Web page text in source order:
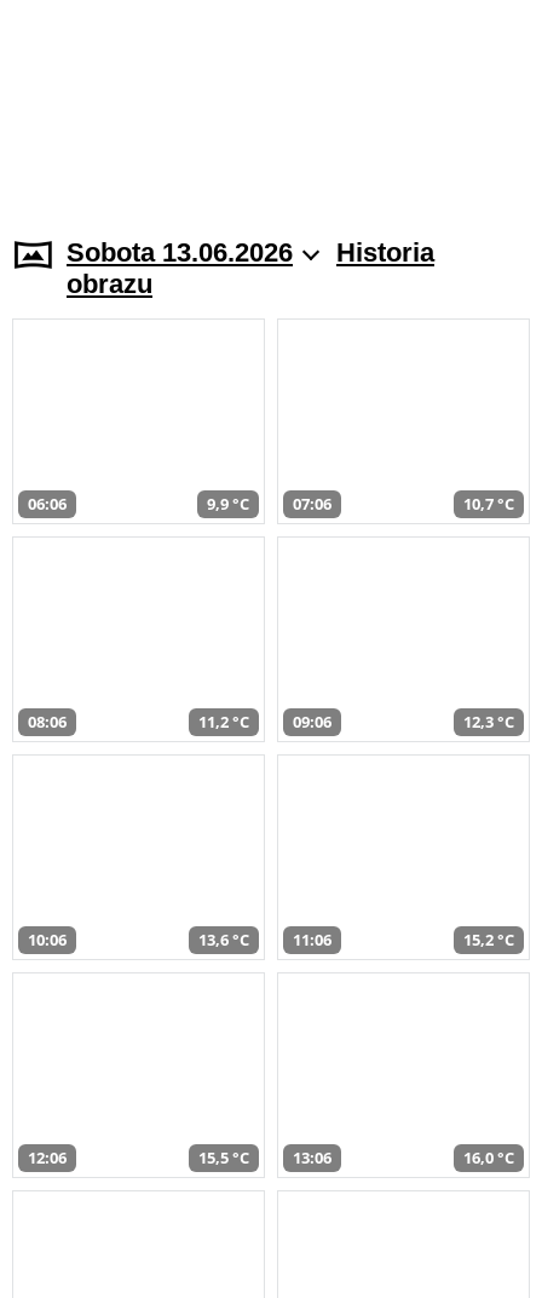
Sobota 13.06.2026
Historia
obrazu
06:06 9,9 °C 07:06 10,7 °C
08:06 11,2 °C 09:06 12,3 °C
10:06 13,6 °C 11:06 15,2 °C
12:06 15,5 °C 13:06 16,0 °C